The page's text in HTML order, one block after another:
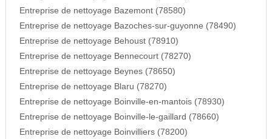
Entreprise de nettoyage Bazemont (78580)
Entreprise de nettoyage Bazoches-sur-guyonne (78490)
Entreprise de nettoyage Behoust (78910)
Entreprise de nettoyage Bennecourt (78270)
Entreprise de nettoyage Beynes (78650)
Entreprise de nettoyage Blaru (78270)
Entreprise de nettoyage Boinville-en-mantois (78930)
Entreprise de nettoyage Boinville-le-gaillard (78660)
Entreprise de nettoyage Boinvilliers (78200)